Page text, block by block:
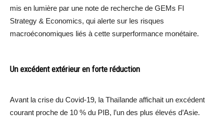
mis en lumière par une note de recherche de GEMs FI
Strategy & Economics, qui alerte sur les risques
macroéconomiques liés à cette surperformance monétaire.
Un excédent extérieur en forte réduction
Avant la crise du Covid-19, la Thaïlande affichait un excédent
courant proche de 10 % du PIB, l’un des plus élevés d’Asie.